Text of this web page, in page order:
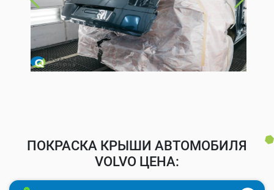
ПОКРАСКА КРЫШИ АВТОМОБИЛЯ
VOLVO ЦЕНА: